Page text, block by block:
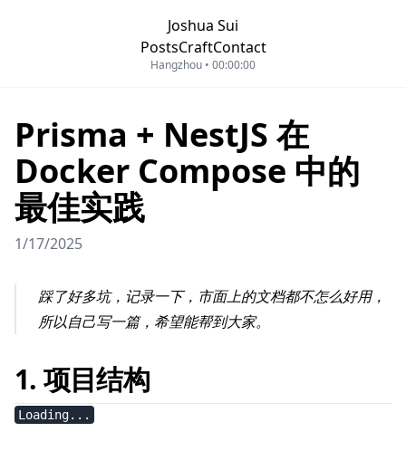
Joshua Sui
PostsCraftContact
Hangzhou • 00:00:00
Prisma + NestJS 在
Docker Compose 中的
最佳实践
1/17/2025
踩了好多坑，记录一下，市面上的文档都不怎么好用，
所以自己写一篇，希望能帮到大家。
1. 项目结构
Loading...